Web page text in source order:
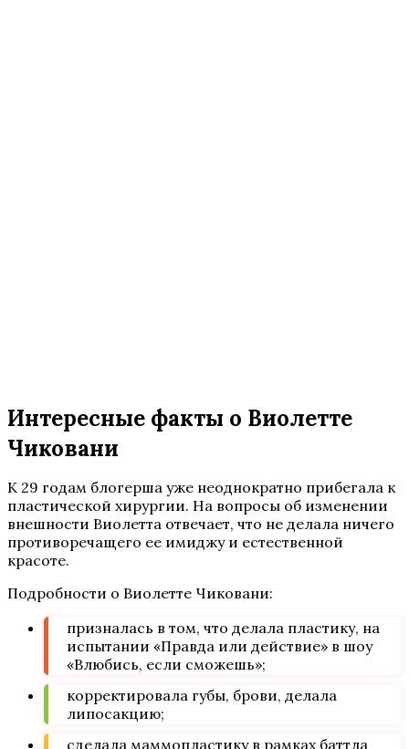
Интересные факты о Виолетте
Чиковани
К 29 годам блогерша уже неоднократно прибегала к
пластической хирургии. На вопросы об изменении
внешности Виолетта отвечает, что не делала ничего
противоречащего ее имиджу и естественной
красоте.
Подробности о Виолетте Чиковани:
призналась в том, что делала пластику, на
испытании «Правда или действие» в шоу
«Влюбись, если сможешь»;
корректировала губы, брови, делала
липосакцию;
сделала маммопластику в рамках баттла